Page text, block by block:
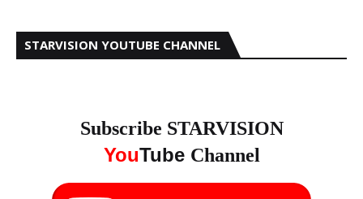
STARVISION YOUTUBE CHANNEL
Subscribe STARVISION
YouTube Channel